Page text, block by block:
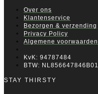
Over ons
Klantenservice
Bezorgen & verzending
Privacy Policy
Algemene voorwaarden
KvK: 94787484
BTW: NL856647846B01
STAY THIRSTY